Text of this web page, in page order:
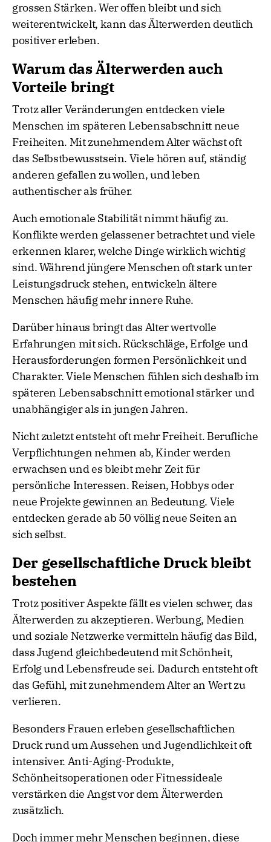
grossen Stärken. Wer offen bleibt und sich
weiterentwickelt, kann das Älterwerden deutlich
positiver erleben.
Warum das Älterwerden auch
Vorteile bringt
Trotz aller Veränderungen entdecken viele
Menschen im späteren Lebensabschnitt neue
Freiheiten. Mit zunehmendem Alter wächst oft
das Selbstbewusstsein. Viele hören auf, ständig
anderen gefallen zu wollen, und leben
authentischer als früher.
Auch emotionale Stabilität nimmt häufig zu.
Konflikte werden gelassener betrachtet und viele
erkennen klarer, welche Dinge wirklich wichtig
sind. Während jüngere Menschen oft stark unter
Leistungsdruck stehen, entwickeln ältere
Menschen häufig mehr innere Ruhe.
Darüber hinaus bringt das Alter wertvolle
Erfahrungen mit sich. Rückschläge, Erfolge und
Herausforderungen formen Persönlichkeit und
Charakter. Viele Menschen fühlen sich deshalb im
späteren Lebensabschnitt emotional stärker und
unabhängiger als in jungen Jahren.
Nicht zuletzt entsteht oft mehr Freiheit. Berufliche
Verpflichtungen nehmen ab, Kinder werden
erwachsen und es bleibt mehr Zeit für
persönliche Interessen. Reisen, Hobbys oder
neue Projekte gewinnen an Bedeutung. Viele
entdecken gerade ab 50 völlig neue Seiten an
sich selbst.
Der gesellschaftliche Druck bleibt
bestehen
Trotz positiver Aspekte fällt es vielen schwer, das
Älterwerden zu akzeptieren. Werbung, Medien
und soziale Netzwerke vermitteln häufig das Bild,
dass Jugend gleichbedeutend mit Schönheit,
Erfolg und Lebensfreude sei. Dadurch entsteht oft
das Gefühl, mit zunehmendem Alter an Wert zu
verlieren.
Besonders Frauen erleben gesellschaftlichen
Druck rund um Aussehen und Jugendlichkeit oft
intensiver. Anti-Aging-Produkte,
Schönheitsoperationen oder Fitnessideale
verstärken die Angst vor dem Älterwerden
zusätzlich.
Doch immer mehr Menschen beginnen, diese